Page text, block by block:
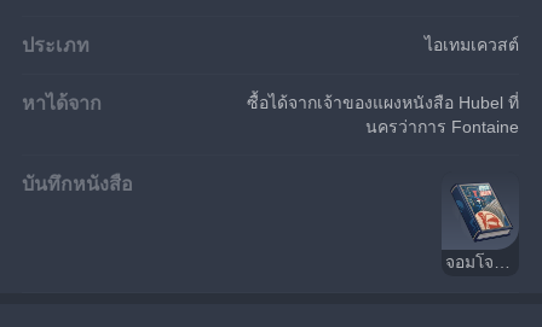
ประเภท ไอเทมเควสต์
หาได้จาก
ซื้อได้จากเจ้าของแผงหนังสือ Hubel ที่
นครว่าการ Fontaine
บันทึกหนังสือ
จอมโจรและยอดนักสืบ: ปริศนาเข็มกลัดสายรุ้ง